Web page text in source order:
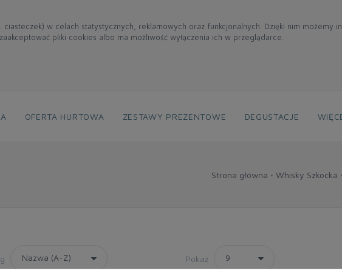
w celach statystycznych, reklamowych oraz funkcjonalnych. Dzięki nim możemy
pliki cookies albo ma możliwość wyłączenia ich w przeglądarce.
OFERTA HURTOWA ZESTAWY PREZENTOWE DEGUSTACJE
Strona główna Whisky Szkocka
Pokaż